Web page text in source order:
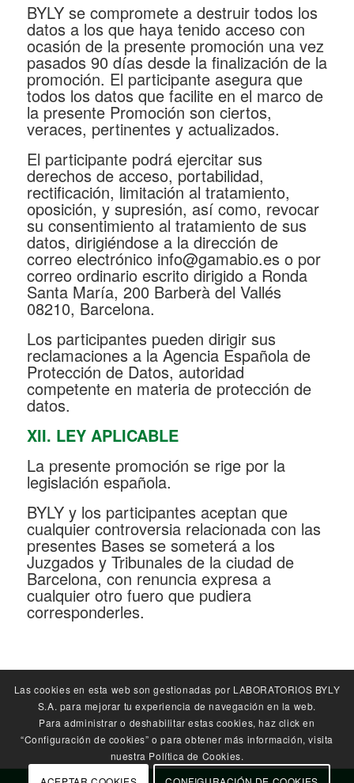
BYLY se compromete a destruir todos los
datos a los que haya tenido acceso con
ocasión de la presente promoción una vez
pasados 90 días desde la finalización de la
promoción. El participante asegura que
todos los datos que facilite en el marco de
la presente Promoción son ciertos,
veraces, pertinentes y actualizados.
El participante podrá ejercitar sus
derechos de acceso, portabilidad,
rectificación, limitación al tratamiento,
oposición, y supresión, así como, revocar
su consentimiento al tratamiento de sus
datos, dirigiéndose a la dirección de
correo electrónico info@gamabio.es o por
correo ordinario escrito dirigido a Ronda
Santa María, 200 Barberà del Vallés
08210, Barcelona.
Los participantes pueden dirigir sus
reclamaciones a la Agencia Española de
Protección de Datos, autoridad
competente en materia de protección de
datos.
XII. LEY APLICABLE
La presente promoción se rige por la
legislación española.
BYLY y los participantes aceptan que
cualquier controversia relacionada con las
presentes Bases se someterá a los
Juzgados y Tribunales de la ciudad de
Barcelona, con renuncia expresa a
cualquier otro fuero que pudiera
corresponderles.
Las cookies en esta web son gestionadas por LABORATORIOS BYLY
S.A. para mejorar tu experiencia de navegación en la web.
Para administrar o deshabilitar estas cookies, haz click en
“Configuración de cookies” o para obtener más información, visita
nuestra Política de Cookies.